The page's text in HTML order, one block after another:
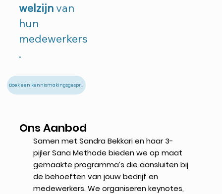
welzijnvan
hun
medewerkers
.
Boek een kennismakingsgesprek
Ons Aanbod
Samen met Sandra Bekkari en haar 3-
pijler Sana Methode bieden we op maat
gemaakte programma’s die aansluiten bij
de behoeften van jouw bedrijf en
medewerkers. We organiseren keynotes,